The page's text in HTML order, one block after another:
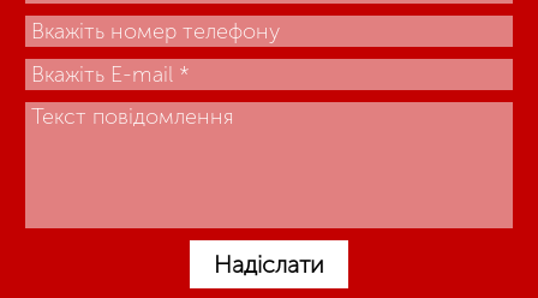
Надіслати